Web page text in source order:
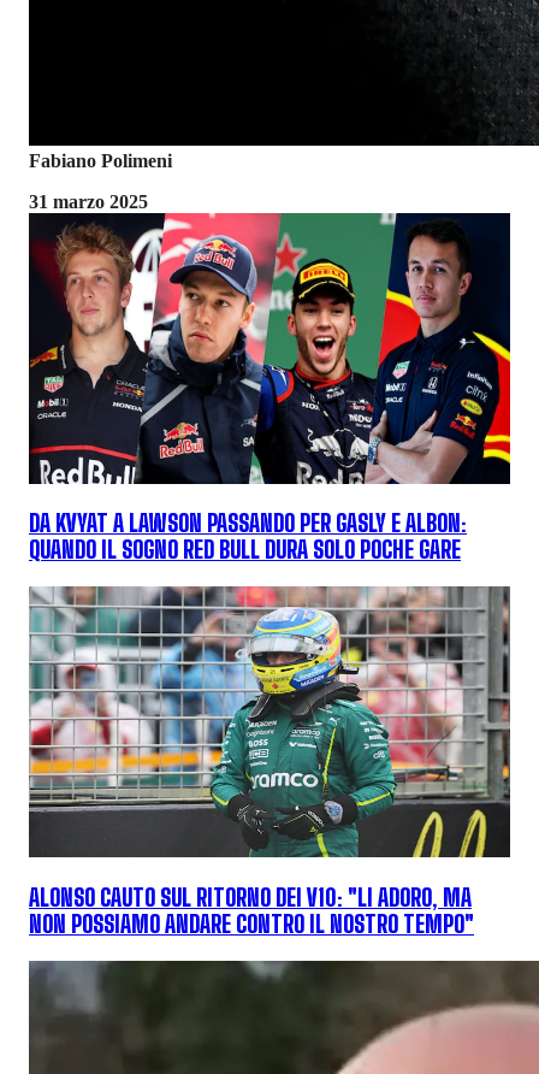
Fabiano Polimeni
31 marzo 2025
DA KVYAT A LAWSON PASSANDO PER GASLY E ALBON:
QUANDO IL SOGNO RED BULL DURA SOLO POCHE GARE
ALONSO CAUTO SUL RITORNO DEI V10: "LI ADORO, MA
NON POSSIAMO ANDARE CONTRO IL NOSTRO TEMPO"